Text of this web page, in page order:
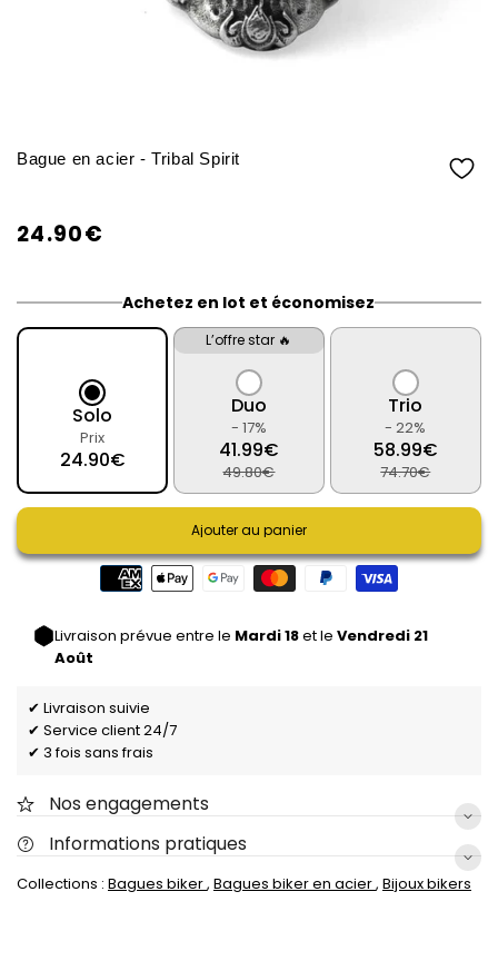
Bague en acier - Tribal Spirit
24.90€
/
Achetez en lot et économisez
Solo
Prix
24.90€
Duo
L’offre star 🔥
- 17%
41.99€
49.80€
Trio
- 22%
58.99€
74.70€
Ajouter au panier
Livraison prévue entre le Mardi 18et leVendredi 21
Août
✔ Livraison suivie
✔ Service client 24/7
✔ 3 fois sans frais
Nos engagements
Informations pratiques
Collections : Bagues biker, Bagues biker en acier, Bijoux bikers